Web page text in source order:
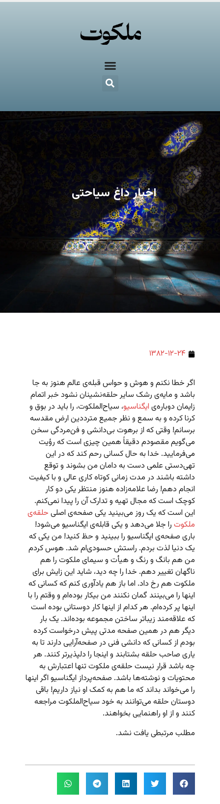
اخبار داغ سیاحتی
۱۳۸۲-۱۲-۲۴
اگر خطا نکنم و هوش و حواس قبله‌ی عالم هنوز به جا
باشد و مایه‌ی رشک سایر حلقه‌نشینان نشود خبر اتمام
زایمان دوباره‌ی ایگناسیو،‌ سیاح‌الملکوت،‌ را باید در بوق و
کرنا کرده و به سمع و نظر جمیع مترددین ارض مقدسه
برسانم! وقتی که از برهوت بی‌دانشی و فن‌مردگی سخن
می‌گویم مقصودم دقیقاً همین چیزی است که رؤیت
می‌فرمایید. خدا به حال کسانی رحم کند که در این
تهی‌دستی علمی دست به دامان من بشوند و توقع
داشته باشند در مدت زمانی کوتاه کاری عالی و با کیفیت
انجام دهم! رضا علامه‌زاده هنوز منتظر یکی دو کار
کوچک است که مجال تهیه و تدارک آن را پیدا نمی‌کنم.
این است که یک روز می‌بینید یکی صفحه‌ی اصلی حلقه‌ی
ملکوت را جلا می‌دهد و یکی قابله‌ی ایگناسیو می‌شود!
باری صفحه‌ی ایگناسیو را ببینید و حظ کنید! من یکی که
یک دنیا لذت بردم. راستش حسودی‌ام شد. هوس کردم
من هم بانگ و رنگ و هیأت و سیمای ملکوت را هم
ناگهان تغییر دهم. خدا را چه دید،‌ شاید این زایش برای
ملکوت هم رخ داد. اما باز هم یادآوری کنم که کسانی که
اینها را می‌بینند گمان نکنند من بیکار بوده‌ام و وقتم را با
اینها پر کرده‌ام. هر کدام از اینها کار دوستانی بوده است
که علاقه‌مند زیباتر ساختن مجموعه بوده‌اند. یک بار
دیگر هم در همین صفحه مدتی پیش درخواست کرده
بودم از کسانی که دانشی فنی در صفحه‌آرایی دارند تا به
یاری صاحب حلقه بشتابند و اینجا را دلپذیرتر کنند. هر
چه باشد قرار نیست حلقه‌ی ملکوت تنها اعتبارش به
محتویات و نوشته‌ها باشد. صفحه‌پرداز ایگناسیو اگر اینها
را می‌خواند بداند که ما هم به کمک او نیاز داریم! باقی
دوستان حلقه می‌توانند به خود سیاح‌الملکوت مراجعه
کنند و از او راهنمایی بخواهند.
مطلب مرتبطی یافت نشد.